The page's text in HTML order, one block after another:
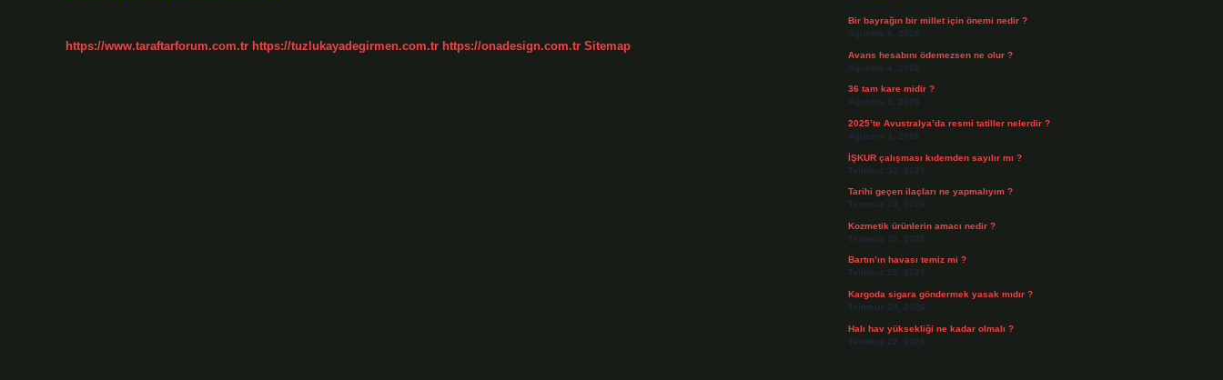
https://www.taraftarforum.com.tr https://tuzlukayadegirmen.com.tr https://onadesign.com.tr Sitemap
Bir bayrağın bir millet için önemi nedir ?
Ağustos 6, 2026
Avans hesabını ödemezsen ne olur ?
Ağustos 4, 2026
36 tam kare midir ?
Ağustos 3, 2026
2025’te Avustralya’da resmi tatiller nelerdir ?
Ağustos 3, 2026
İŞKUR çalışması kıdemden sayılır mı ?
Temmuz 30, 2026
Tarihi geçen ilaçları ne yapmalıyım ?
Temmuz 28, 2026
Kozmetik ürünlerin amacı nedir ?
Temmuz 26, 2026
Bartın’ın havası temiz mi ?
Temmuz 25, 2026
Kargoda sigara göndermek yasak mıdır ?
Temmuz 24, 2026
Halı hav yüksekliği ne kadar olmalı ?
Temmuz 22, 2026